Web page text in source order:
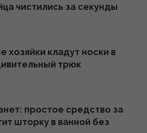
поддерживать":
2026
безопасную норму
2026
чистились за секунды
хозяйки кладут носки в
трюк
простое средство за
шторку в ванной без